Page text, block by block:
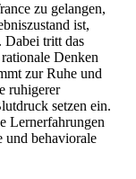
zu gelangen,
ist,
Dabei tritt das
Denken
zur Ruhe und
ruhigerer
setzen ein.
Lernerfahrungen
und behaviorale